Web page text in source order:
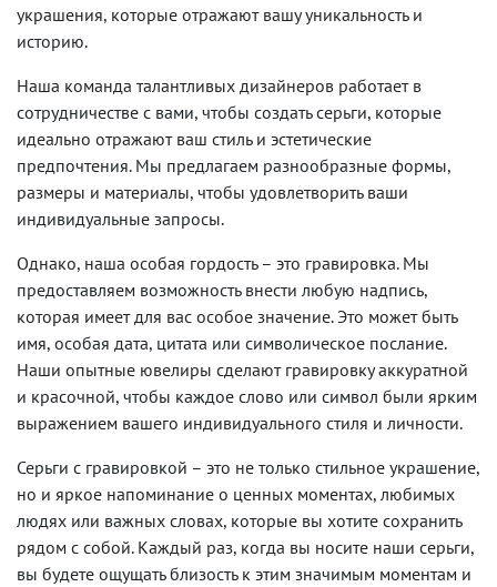
украшения, которые отражают вашу уникальность и
историю.
Наша команда талантливых дизайнеров работает в
сотрудничестве с вами, чтобы создать серьги, которые
идеально отражают ваш стиль и эстетические
предпочтения. Мы предлагаем разнообразные формы,
размеры и материалы, чтобы удовлетворить ваши
индивидуальные запросы.
Однако, наша особая гордость – это гравировка. Мы
предоставляем возможность внести любую надпись,
которая имеет для вас особое значение. Это может быть
имя, особая дата, цитата или символическое послание.
Наши опытные ювелиры сделают гравировку аккуратной
и красочной, чтобы каждое слово или символ были ярким
выражением вашего индивидуального стиля и личности.
Серьги с гравировкой – это не только стильное украшение,
но и яркое напоминание о ценных моментах, любимых
людях или важных словах, которые вы хотите сохранить
рядом с собой. Каждый раз, когда вы носите наши серьги,
вы будете ощущать близость к этим значимым моментам и